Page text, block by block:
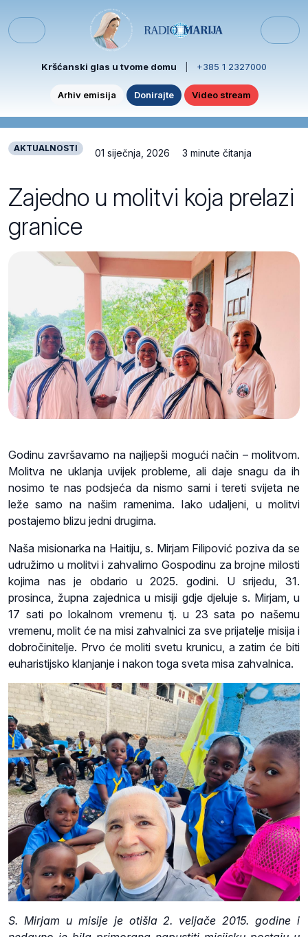
Menu
Kršćanski glas u tvome domu +385 1 2327000
Arhiv emisija Donirajte Video stream
AKTUALNOSTI 01 siječnja, 2026 3 minute čitanja
Zajedno u molitvi koja prelazi
granice
Godinu završavamo na najljepši mogući način – molitvom.
Molitva ne uklanja uvijek probleme, ali daje snagu da ih
nosimo te nas podsjeća da nismo sami i tereti svijeta ne
leže samo na našim ramenima. Iako udaljeni, u molitvi
postajemo blizu jedni drugima.
Naša misionarka na Haitiju, s. Mirjam Filipović poziva da se
udružimo u molitvi i zahvalimo Gospodinu za brojne milosti
kojima nas je obdario u 2025. godini. U srijedu, 31.
prosinca, župna zajednica u misiji gdje djeluje s. Mirjam, u
17 sati po lokalnom vremenu tj. u 23 sata po našemu
vremenu, molit će na misi zahvalnici za sve prijatelje misija i
dobročinitelje. Prvo će moliti svetu krunicu, a zatim će biti
euharistijsko klanjanje i nakon toga sveta misa zahvalnica.
S. Mirjam u misije je otišla 2. veljače 2015. godine i